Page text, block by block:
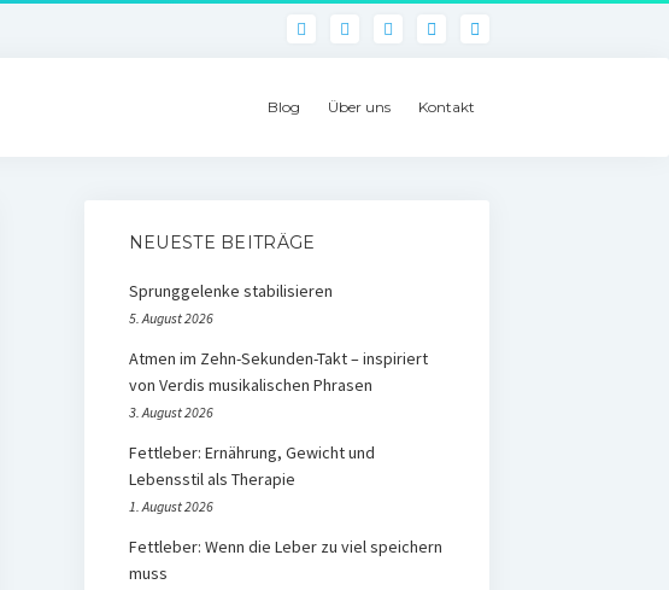
phone
Blog Über uns Kontakt
NEUESTE BEITRÄGE
Sprunggelenke stabilisieren
5. August 2026
Atmen im Zehn-Sekunden-Takt – inspiriert
von Verdis musikalischen Phrasen
3. August 2026
Fettleber: Ernährung, Gewicht und
Lebensstil als Therapie
1. August 2026
Fettleber: Wenn die Leber zu viel speichern
muss